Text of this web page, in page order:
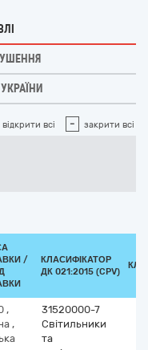
відкрити всі - закрити всі
/
КЛАСИФІКАТОР
ДК 021:2015 (CPV)
,
,
31520000-7
Світильники
та